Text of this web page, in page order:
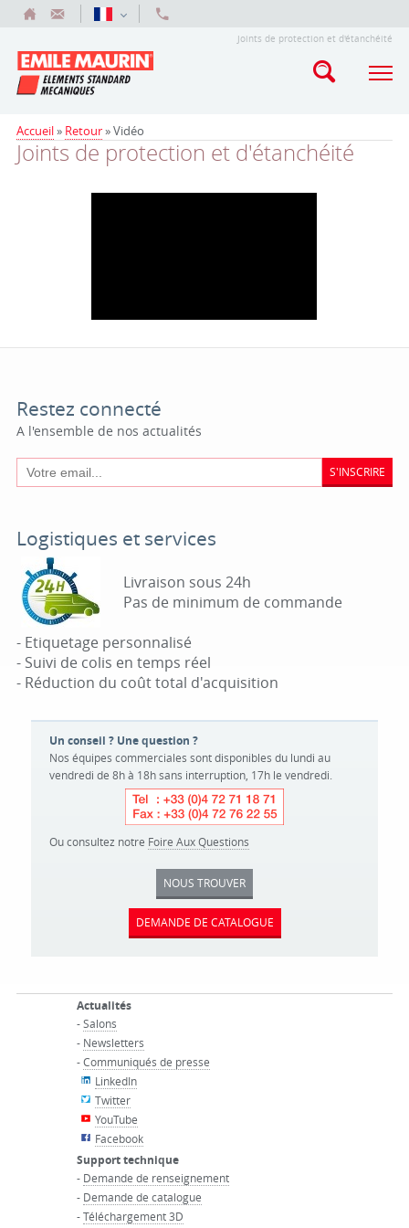
Joints de protection et d'étanchéité
Accueil» Retour»Vidéo
Joints de protection et d'étanchéité
Restez connecté
A l'ensemble de nos actualités
S'INSCRIRE
Logistiques et services
Livraison sous 24h
Pas de minimum de commande
- Etiquetage personnalisé
- Suivi de colis en temps réel
- Réduction du coût total d'acquisition
Un conseil ? Une question ?
Nos équipes commerciales sont disponibles du lundi au
vendredi de 8h à 18h sans interruption, 17h le vendredi.
Ou consultez notre Foire Aux Questions
NOUS TROUVER
DEMANDE DE CATALOGUE
Actualités
-Salons
- Newsletters
-Communiqués de presse
LinkedIn
Twitter
YouTube
Facebook
Support technique
- Demande de renseignement
- Demande de catalogue
-Téléchargement 3D